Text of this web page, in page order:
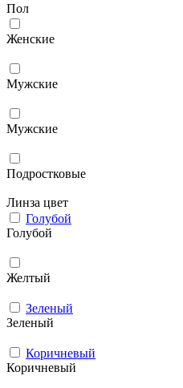
Пол
Женские
Мужcкие
Мужские
Подростковые
Линза цвет
Голубой
Голубой
Желтый
Зеленый
Зеленый
Коричневый
Коричневый